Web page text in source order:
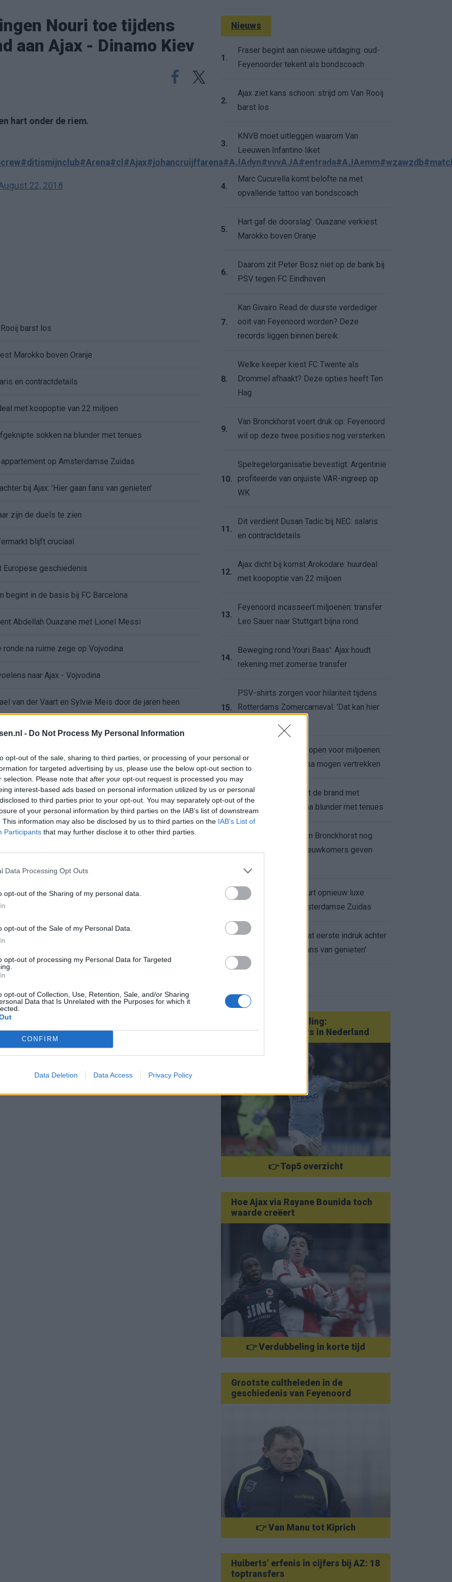
- Do Not Process My Personal Information
opt-out of the sale, sharing to third parties, or processing of your personal or
for targeted advertising by us, please use the below opt-out section to
selection. Please note that after your opt-out request is processed you may
interest-based ads based on personal information utilized by us or personal
to third parties prior to your opt-out. You may separately opt-out of the
of your personal information by third parties on the IAB’s list of downstream
This information may also be disclosed by us to third parties on the IAB’s List of
Participants that may further disclose it to other third parties.
Data Processing Opt Outs
opt-out of the Sharing of my personal data.
opt-out of the Sale of my Personal Data.
opt-out of processing my Personal Data for Targeted
opt-out of Collection, Use, Retention, Sale, and/or Sharing
Data that Is Unrelated with the Purposes for which it
CONFIRM
Data Deletion Data Access Privacy Policy
Nouri toe tijdens
aan Ajax - Dinamo Kiev
hart onder de riem.
#ditismijnclub#Arena#cl #Ajax#johancruijffarena#AJAdyn#vvvAJA#entrada#AJAemm#wzawzdb
22, 2018
barst los
Marokko boven Oranje
en contractdetails
met koopoptie van 22 miljoen
sokken na blunder met tenues
op Amsterdamse Zuidas
bij Ajax: 'Hier gaan fans van genieten'
zijn de duels te zien
blijft cruciaal
Europese geschiedenis
begint in de basis bij FC Barcelona
Abdellah Ouazane met Lionel Messi
na ruime zege op Vojvodina
naar Ajax - Vojvodina
van der Vaart en Sylvie Meis door de jaren heen
Ajax en FC Twente in Europa
"Kampioen met Jong Ajax"
geschiedenis met rode kaart in WK-finale
League? Dit zijn de belangrijke data
terugkeer: NEC onderzoekt komst van Ajax-icoon
Nieuws
1.
Fraser begint aan nieuwe uitdaging: oud-
Feyenoorder tekent als bondscoach
2.
Ajax ziet kans schoon: strijd om Van Rooij
barst los
3.
KNVB moet uitleggen waarom Van
Leeuwen Infantino liket
4.
Marc Cucurella komt belofte na met
opvallende tattoo van bondscoach
5.
Hart gaf de doorslag': Ouazane verkiest
Marokko boven Oranje
6.
Daarom zit Peter Bosz niet op de bank bij
PSV tegen FC Eindhoven
7.
Kan Givairo Read de duurste verdediger
ooit van Feyenoord worden? Deze
records liggen binnen bereik
8.
Welke keeper kiest FC Twente als
Drommel afhaakt? Deze opties heeft Ten
Hag
9.
Van Bronckhorst voert druk op: Feyenoord
wil op deze twee posities nog versterken
10.
Spelregelorganisatie bevestigt: Argentinië
profiteerde van onjuiste VAR-ingreep op
WK
11.
Dit verdient Dusan Tadic bij NEC: salaris
en contractdetails
12.
Ajax dicht bij komst Arokodare: huurdeal
met koopoptie van 22 miljoen
13.
Feyenoord incasseert miljoenen: transfer
Leo Sauer naar Stuttgart bijna rond
14.
Beweging rond Youri Baas': Ajax houdt
rekening met zomerse transfer
15.
PSV-shirts zorgen voor hilariteit tijdens
Rotterdams Zomercarnaval: 'Dat kan hier
16.
Feyenoord zet deur open voor miljoenen:
Ueda en Hadj Moussa mogen vertrekken
17.
Ajax helpt Burnley uit de brand met
afgeknipte sokken na blunder met tenues
Feyenoord onder Van Bronckhorst nog
altijd ongeslagen: nieuwkomers geven
19.
Hakim Ziyech verhuurt opnieuw luxe
appartement op Amsterdamse Zuidas
Marcos Leonardo laat eerste indruk achter
bij Ajax: 'Hier gaan fans van genieten'
Van Götze tot Sterling:
statementtransfers in Nederland
👉 Top5 overzicht
Hoe Ajax via Rayane Bounida toch
waarde creëert
👉 Verdubbeling in korte tijd
Grootste cultheleden in de
geschiedenis van Feyenoord
👉 Van Manu tot Kiprich
Huiberts’ erfenis in cijfers bij AZ: 18
toptransfers